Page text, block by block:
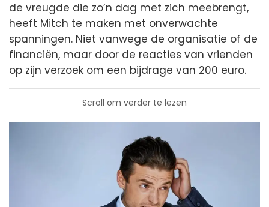
de vreugde die zo’n dag met zich meebrengt,
heeft Mitch te maken met onverwachte
spanningen. Niet vanwege de organisatie of de
financiën, maar door de reacties van vrienden
op zijn verzoek om een bijdrage van 200 euro.
Scroll om verder te lezen